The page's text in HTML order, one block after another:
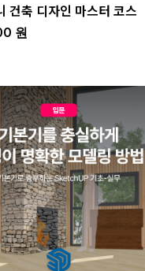
건축 디자인 마스터 코스
원